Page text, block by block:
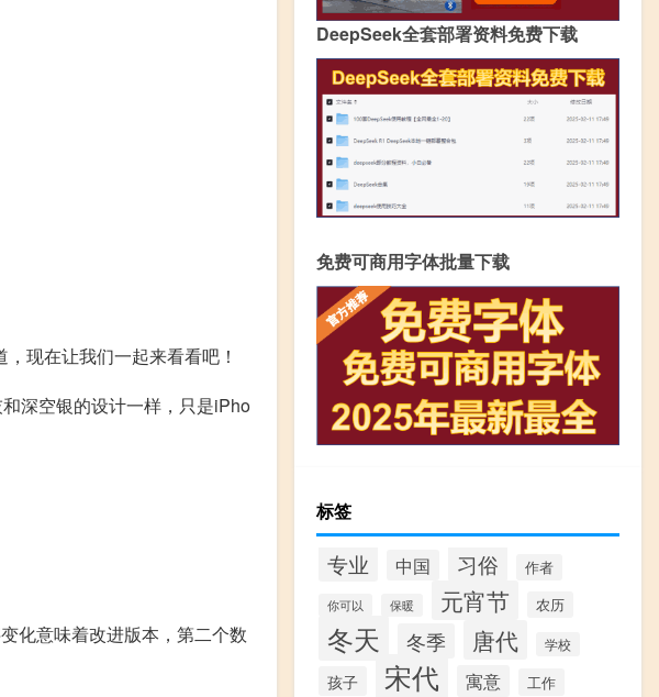
现在让我们一起来看看吧！
深空银的设计一样，只是iPho
化意味着改进版本，第二个数
DeepSeek全套部署资料免费下载
免费可商用字体批量下载
标签
专业 中国 习俗 作者
你可以 保暖 元宵节 农历
冬天 冬季 唐代 学校
孩子 宋代 寓意 工作